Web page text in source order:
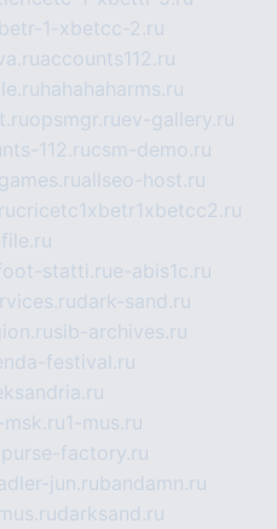
1-xbetcc-2.ru
accounts112.ru
hahahaharms.ru
opsmgr.ruev-gallery.ru
112.rucsm-demo.ru
allseo-host.ru
cricetc1xbetr1xbetcc2.ru
statti.rue-abis1c.ru
dark-sand.ru
sib-archives.ru
festival.ru
msk.ru1-mus.ru
purse-factory.ru
jun.rubandamn.ru
darksand.ru